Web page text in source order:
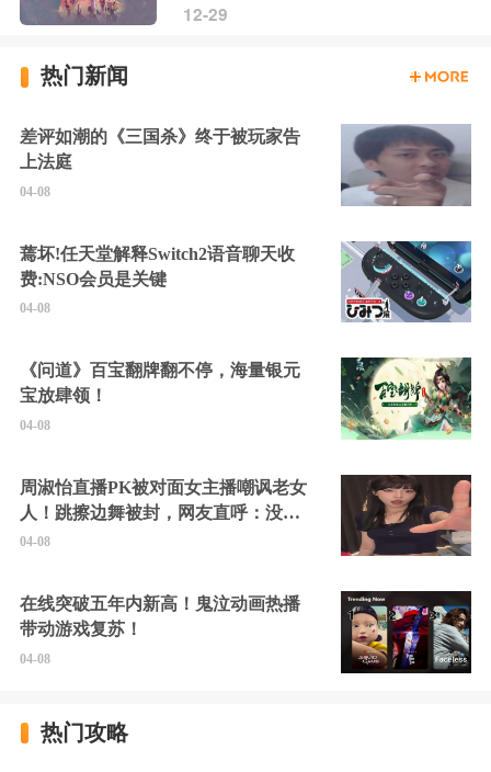
12-29
热门新闻
差评如潮的《三国杀》终于被玩家告
上法庭
04-08
蔫坏!任天堂解释Switch2语音聊天收
费:NSO会员是关键
04-08
《问道》百宝翻牌翻不停，海量银元
宝放肆领！
04-08
周淑怡直播PK被对面女主播嘲讽老女
人！跳擦边舞被封，网友直呼：没边
硬擦封的好！
04-08
在线突破五年内新高！鬼泣动画热播
带动游戏复苏！
04-08
热门攻略